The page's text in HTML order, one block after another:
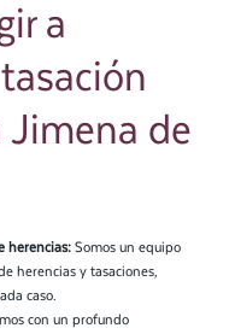
a
Jimena de
herencias: Somos un equipo
herencias y tasaciones,
caso.
con un profundo